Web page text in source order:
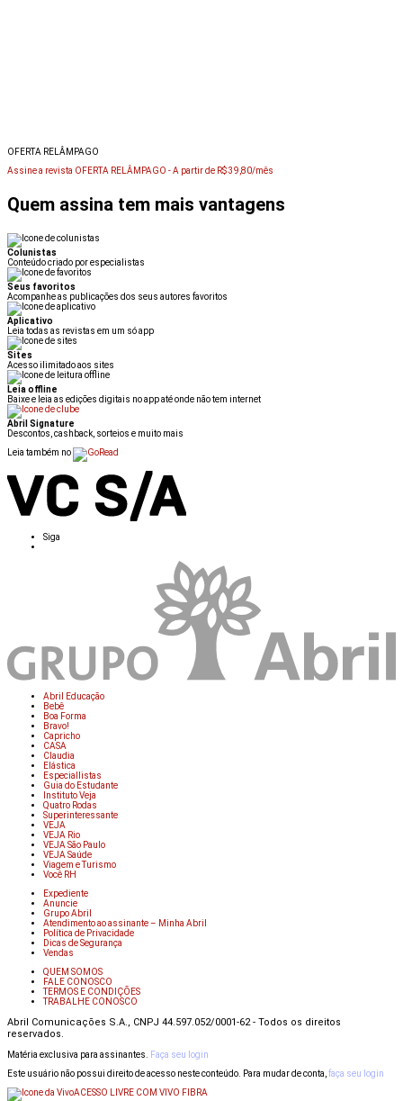
OFERTA RELÂMPAGO
Assine a revista OFERTA RELÂMPAGO -A partir de R$ 39,80/mês
Quem assina tem mais vantagens
Colunistas
Conteúdo criado por especialistas
Seus favoritos
Acompanhe as publicações dos seus autores favoritos
Aplicativo
Leia todas as revistas em um só app
Sites
Acesso ilimitado aos sites
Leia offline
Baixe e leia as edições digitais no app até onde não tem internet
Abril Signature
Descontos, cashback, sorteios e muito mais
Leia também no
Siga
Abril Educação
Bebê
Boa Forma
Bravo!
Capricho
CASA
Claudia
Elástica
Especiallistas
Guia do Estudante
Instituto Veja
Quatro Rodas
Superinteressante
VEJA
VEJA Rio
VEJA São Paulo
VEJA Saúde
Viagem e Turismo
Você RH
Expediente
Anuncie
Grupo Abril
Atendimento ao assinante – Minha Abril
Política de Privacidade
Dicas de Segurança
Vendas
QUEM SOMOS
FALE CONOSCO
TERMOS E CONDIÇÕES
TRABALHE CONOSCO
Abril Comunicações S.A., CNPJ 44.597.052/0001-62 - Todos os direitos
reservados.
Matéria exclusiva para assinantes.
Faça seu login
Este usuário não possui direito de acesso neste conteúdo. Para mudar de conta, faça seu login
ACESSO LIVRE COM VIVO FIBRA